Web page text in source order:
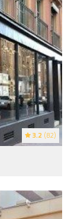
3.2 (82)